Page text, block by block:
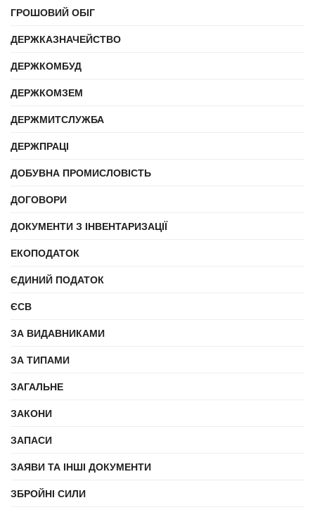
ГРОШОВИЙ ОБІГ
ДЕРЖКАЗНАЧЕЙСТВО
ДЕРЖКОМБУД
ДЕРЖКОМЗЕМ
ДЕРЖМИТСЛУЖБА
ДЕРЖПРАЦІ
ДОБУВНА ПРОМИСЛОВІСТЬ
ДОГОВОРИ
ДОКУМЕНТИ З ІНВЕНТАРИЗАЦІЇ
ЕКОПОДАТОК
ЄДИНИЙ ПОДАТОК
ЄСВ
ЗА ВИДАВНИКАМИ
ЗА ТИПАМИ
ЗАГАЛЬНЕ
ЗАКОНИ
ЗАПАСИ
ЗАЯВИ ТА ІНШІ ДОКУМЕНТИ
ЗБРОЙНІ СИЛИ